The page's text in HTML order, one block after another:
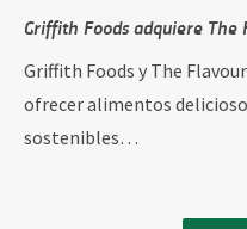
Griffith Foods adquiere The
Griffith Foods y The
ofrecer alimentos
sostenibles…